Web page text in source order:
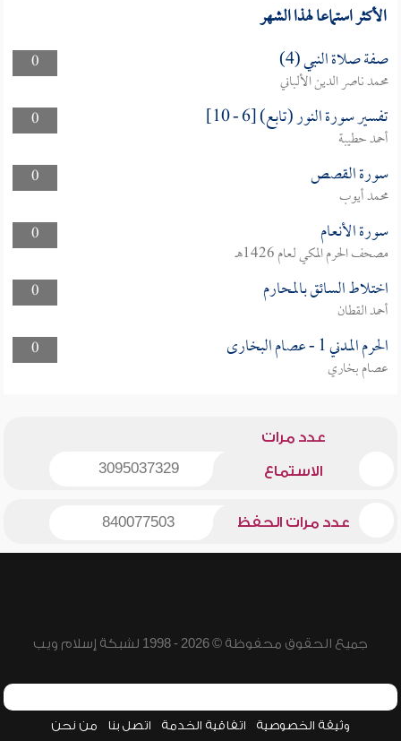
الأكثر استماعا لهذا الشهر
0 صفة صلاة النبي (4)
محمد ناصر الدين الألباني
0
تفسير سورة النور (تابع) [6 - 10]
أحمد حطيبة
0
سورة القصص
محمد أيوب
0
سورة الأنعام
مصحف الحرم المكي لعام 1426هـ
0
اختلاط السائق بالمحارم
أحمد القطان
0
الحرم المدني 1 - عصام البخارى
عصام بخاري
عدد مرات
الاستماع 3095037329
عدد مرات الحفظ 840077503
جميع الحقوق محفوظة © 2026 - 1998 لشبكة إسلام ويب
وثيقة الخصوصية اتفاقية الخدمة اتصل بنا من نحن